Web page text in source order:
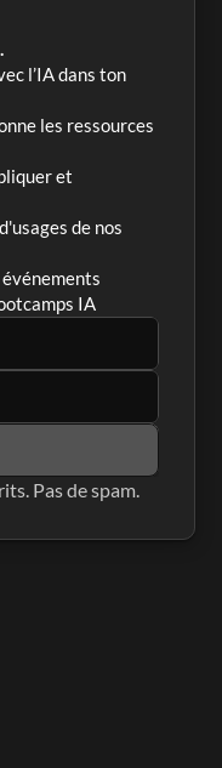
l’IA dans ton
les ressources
et
de nos
IA
Pas de spam.